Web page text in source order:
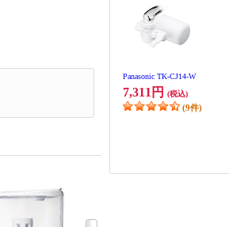
Panasonic TK-CJ14-W
7,311円 (税込)
(9件)